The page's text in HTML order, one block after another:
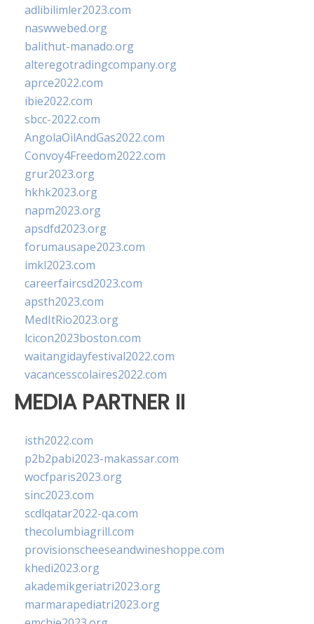
adlibilimler2023.com
naswwebed.org
balithut-manado.org
alteregotradingcompany.org
aprce2022.com
ibie2022.com
sbcc-2022.com
AngolaOilAndGas2022.com
Convoy4Freedom2022.com
grur2023.org
hkhk2023.org
napm2023.org
apsdfd2023.org
forumausape2023.com
imkl2023.com
careerfaircsd2023.com
apsth2023.com
MedItRio2023.org
lcicon2023boston.com
waitangidayfestival2022.com
vacancesscolaires2022.com
MEDIA PARTNER II
isth2022.com
p2b2pabi2023-makassar.com
wocfparis2023.org
sinc2023.com
scdlqatar2022-qa.com
thecolumbiagrill.com
provisionscheeseandwineshoppe.com
khedi2023.org
akademikgeriatri2023.org
marmarapediatri2023.org